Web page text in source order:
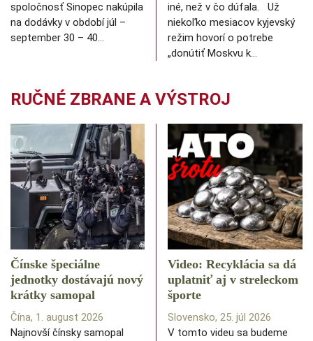
spoločnosť Sinopec nakúpila
na dodávky v období júl –
september 30 – 40…
iné, než v čo dúfala. Už
niekoľko mesiacov kyjevský
režim hovorí o potrebe
„donútiť Moskvu k…
RUČNÉ ZBRANE A VÝSTROJ
Čínske špeciálne
jednotky dostávajú nový
krátky samopal
Čína, 1. august 2026
Najnovší čínsky samopal
Video: Recyklácia sa dá
uplatniť aj v streleckom
športe
Slovensko, 25. júl 2026
V tomto videu sa budeme